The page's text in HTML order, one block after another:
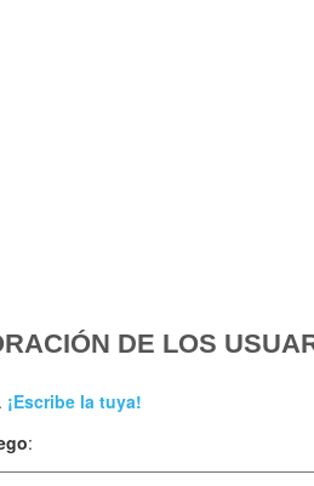
DE LOS
¡Escribe la tuya!
: